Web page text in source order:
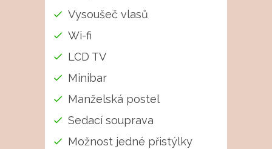
Vysoušeč vlasů
Wi-fi
LCD TV
Minibar
Manželská postel
Sedací souprava
Možnost jedné přistýlky